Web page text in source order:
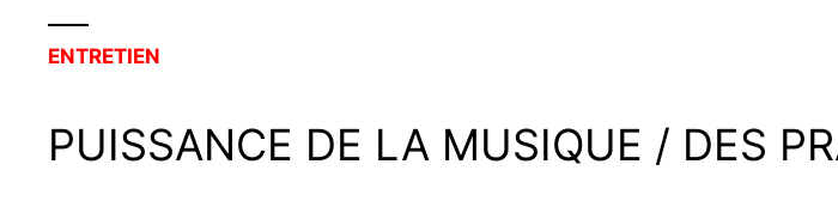
——
ENTRETIEN
PUISSANCE DE LA MUSIQUE / DES